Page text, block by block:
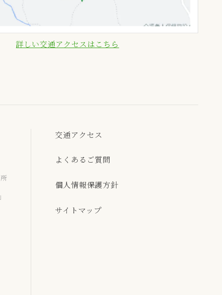
詳しい交通アクセスはこちら
交通アクセス
よくあるご質問
個人情報保護方針
サイトマップ